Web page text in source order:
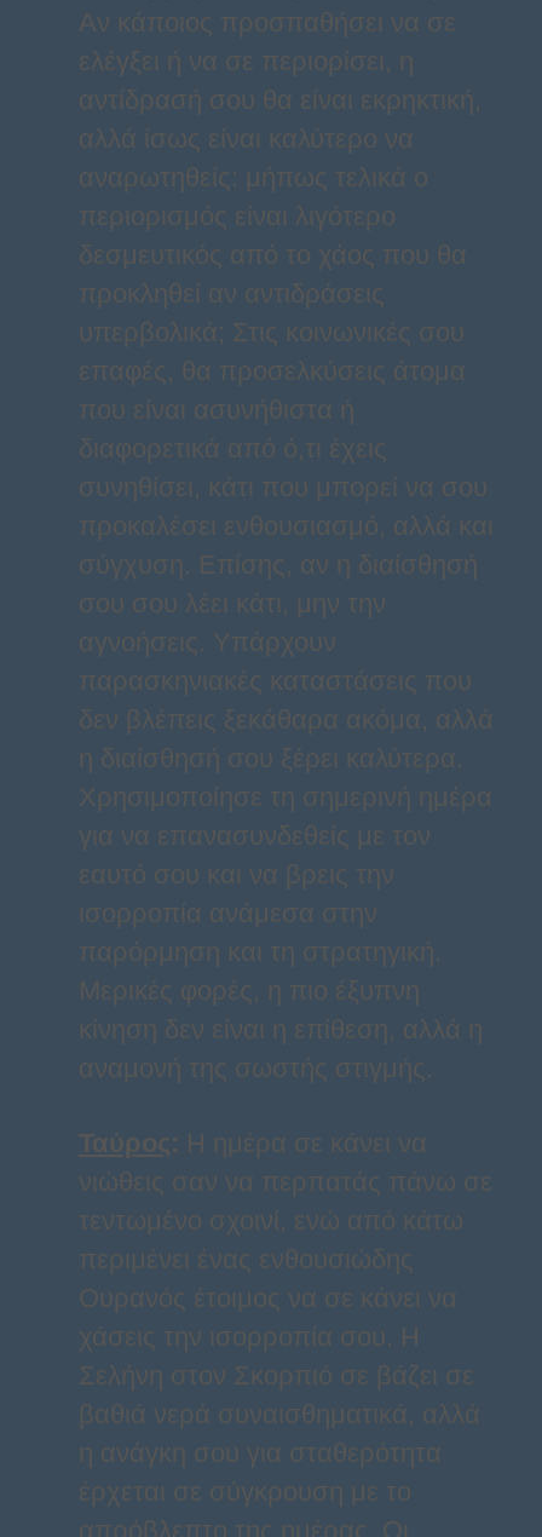
Αν κάποιος προσπαθήσει να σε
ελέγξει ή να σε περιορίσει, η
αντίδρασή σου θα είναι εκρηκτική,
αλλά ίσως είναι καλύτερο να
αναρωτηθείς: μήπως τελικά ο
περιορισμός είναι λιγότερο
δεσμευτικός από το χάος που θα
προκληθεί αν αντιδράσεις
υπερβολικά; Στις κοινωνικές σου
επαφές, θα προσελκύσεις άτομα
που είναι ασυνήθιστα ή
διαφορετικά από ό,τι έχεις
συνηθίσει, κάτι που μπορεί να σου
προκαλέσει ενθουσιασμό, αλλά και
σύγχυση. Επίσης, αν η διαίσθησή
σου σου λέει κάτι, μην την
αγνοήσεις. Υπάρχουν
παρασκηνιακές καταστάσεις που
δεν βλέπεις ξεκάθαρα ακόμα, αλλά
η διαίσθησή σου ξέρει καλύτερα.
Χρησιμοποίησε τη σημερινή ημέρα
για να επανασυνδεθείς με τον
εαυτό σου και να βρεις την
ισορροπία ανάμεσα στην
παρόρμηση και τη στρατηγική.
Μερικές φορές, η πιο έξυπνη
κίνηση δεν είναι η επίθεση, αλλά η
αναμονή της σωστής στιγμής.
Ταύρος: Η ημέρα σε κάνει να
νιώθεις σαν να περπατάς πάνω σε
τεντωμένο σχοινί, ενώ από κάτω
περιμένει ένας ενθουσιώδης
Ουρανός έτοιμος να σε κάνει να
χάσεις την ισορροπία σου. Η
Σελήνη στον Σκορπιό σε βάζει σε
βαθιά νερά συναισθηματικά, αλλά
η ανάγκη σου για σταθερότητα
έρχεται σε σύγκρουση με το
απρόβλεπτο της ημέρας. Οι